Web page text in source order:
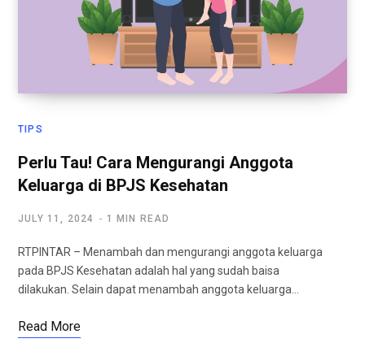
TIPS
Perlu Tau! Cara Mengurangi Anggota
Keluarga di BPJS Kesehatan
JULY 11, 2024 1 MIN READ
RTPINTAR – Menambah dan mengurangi anggota keluarga
pada BPJS Kesehatan adalah hal yang sudah baisa
dilakukan. Selain dapat menambah anggota keluarga…
Read More